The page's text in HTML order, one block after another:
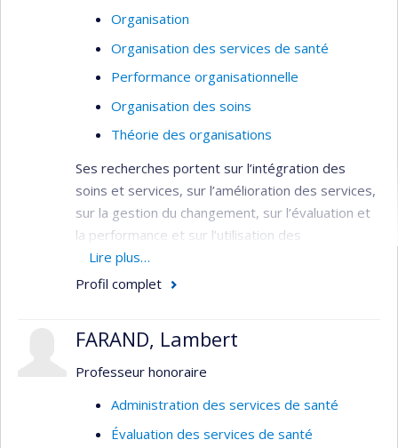
Organisation
Organisation des services de santé
Performance organisationnelle
Organisation des soins
Théorie des organisations
Ses recherches portent sur l’intégration des
soins et services, sur l’amélioration des services,
sur la gestion du changement, sur l’évaluation et
la performance et sur l’utilisation des
connaissances.
Domaines : Médecine sociale et préventive
santé
Méthodologies : Évaluative –
Lire plus…
Profil complet
FARAND, Lambert
Professeur honoraire
Administration des services de santé
Évaluation des services de santé